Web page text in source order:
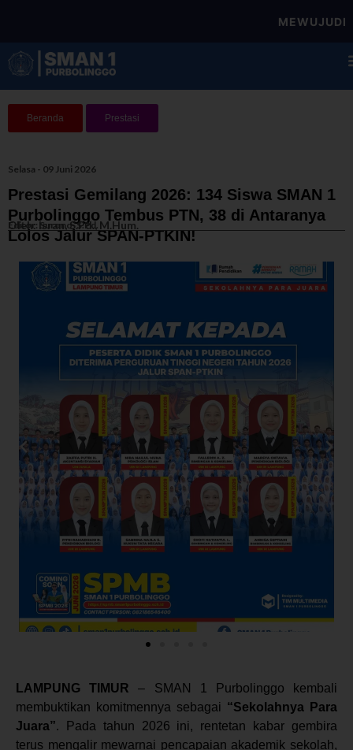
MEWUJUDKAN
Beranda Prestasi
Selasa - 09 Juni 2026
Prestasi Gemilang 2026: 134 Siswa SMAN 1
Purbolinggo Tembus PTN, 38 di Antaranya
Lolos Jalur SPAN-PTKIN!
Oleh: Isran, S.Pd., M.Hum.
Editor: Surono, S.Pd.
LAMPUNG TIMUR – SMAN 1 Purbolinggo kembali
membuktikan komitmennya sebagai “Sekolahnya Para
Juara”. Pada tahun 2026 ini, rentetan kabar gembira
terus mengalir mewarnai pencapaian akademik sekolah,